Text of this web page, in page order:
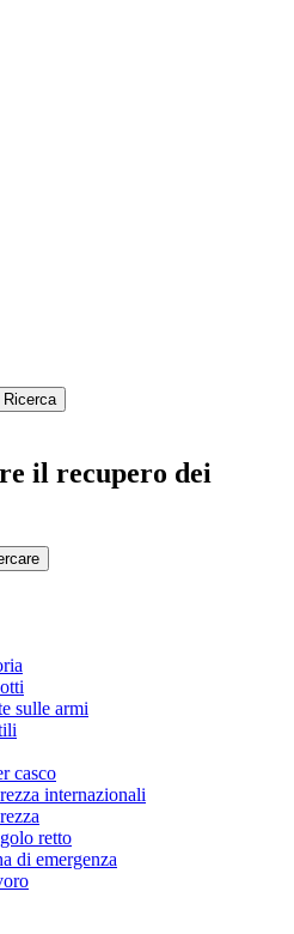
il recupero dei
sulle armi
casco
internazionali
retto
di emergenza